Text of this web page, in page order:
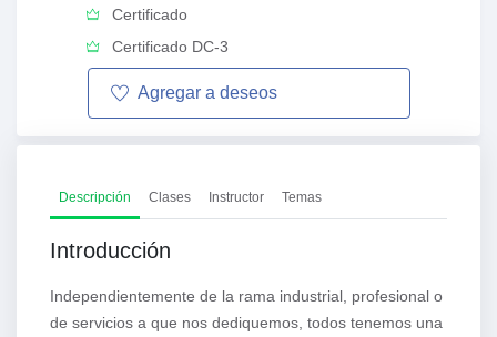
Certificado
Certificado DC-3
Agregar a deseos
Descripción Clases Instructor Temas
Introducción
Independientemente de la rama industrial, profesional o
de servicios a que nos dediquemos, todos tenemos una